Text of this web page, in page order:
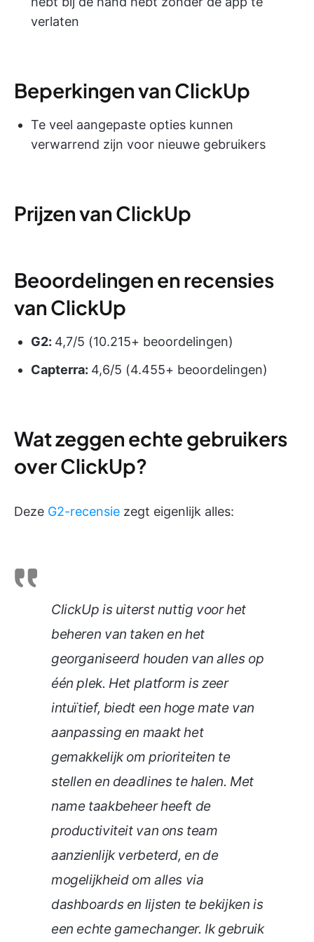
verlaten
Beperkingen van ClickUp
Te veel aangepaste opties kunnen
verwarrend zijn voor nieuwe gebruikers
Prijzen van ClickUp
Beoordelingen en recensies
van ClickUp
G2: 4,7/5 (10.215+ beoordelingen)
Capterra: 4,6/5 (4.455+ beoordelingen)
Wat zeggen echte gebruikers
over ClickUp?
Deze G2-recensie zegt eigenlijk alles:
ClickUp is uiterst nuttig voor het
beheren van taken en het
georganiseerd houden van alles op
één plek. Het platform is zeer
intuïtief, biedt een hoge mate van
aanpassing en maakt het
gemakkelijk om prioriteiten te
stellen en deadlines te halen. Met
name taakbeheer heeft de
productiviteit van ons team
aanzienlijk verbeterd, en de
mogelijkheid om alles via
dashboards en lijsten te bekijken is
een echte gamechanger. Ik gebruik